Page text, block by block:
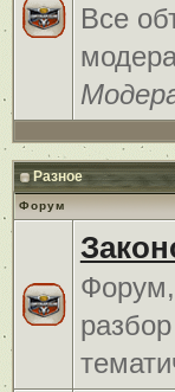
Все
Разное
Форум
Форум,